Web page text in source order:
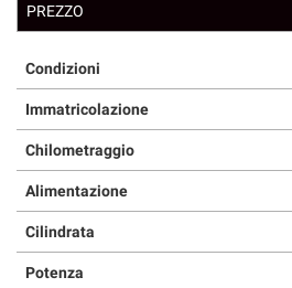
PREZZO
Condizioni
Immatricolazione
Chilometraggio
Alimentazione
Cilindrata
Potenza